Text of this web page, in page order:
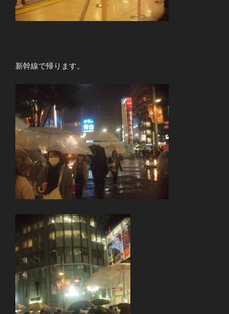
新幹線で帰ります。